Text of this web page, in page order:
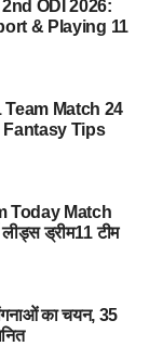
साल की कड़ी
अभिषेक।
जोशीमठ के
धामी।
ODI 2026:
& Playing 11
Team Match 24
Fantasy Tips
Today Match
लीड्स ड्रीम11 टीम
का चयन, 35